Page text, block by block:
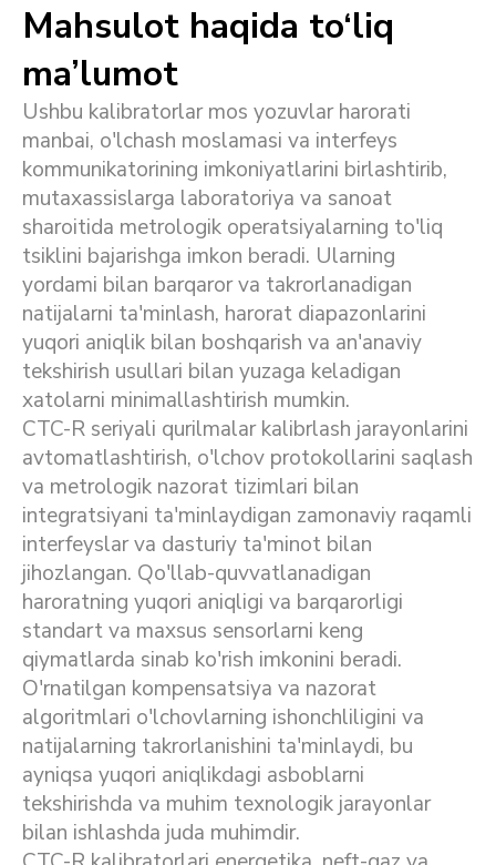
Mahsulot haqida to‘liq
ma’lumot
Ushbu kalibratorlar mos yozuvlar harorati
manbai, o'lchash moslamasi va interfeys
kommunikatorining imkoniyatlarini birlashtirib,
mutaxassislarga laboratoriya va sanoat
sharoitida metrologik operatsiyalarning to'liq
tsiklini bajarishga imkon beradi. Ularning
yordami bilan barqaror va takrorlanadigan
natijalarni ta'minlash, harorat diapazonlarini
yuqori aniqlik bilan boshqarish va an'anaviy
tekshirish usullari bilan yuzaga keladigan
xatolarni minimallashtirish mumkin.
CTC-R seriyali qurilmalar kalibrlash jarayonlarini
avtomatlashtirish, o'lchov protokollarini saqlash
va metrologik nazorat tizimlari bilan
integratsiyani ta'minlaydigan zamonaviy raqamli
interfeyslar va dasturiy ta'minot bilan
jihozlangan. Qo'llab-quvvatlanadigan
haroratning yuqori aniqligi va barqarorligi
standart va maxsus sensorlarni keng
qiymatlarda sinab ko'rish imkonini beradi.
O'rnatilgan kompensatsiya va nazorat
algoritmlari o'lchovlarning ishonchliligini va
natijalarning takrorlanishini ta'minlaydi, bu
ayniqsa yuqori aniqlikdagi asboblarni
tekshirishda va muhim texnologik jarayonlar
bilan ishlashda juda muhimdir.